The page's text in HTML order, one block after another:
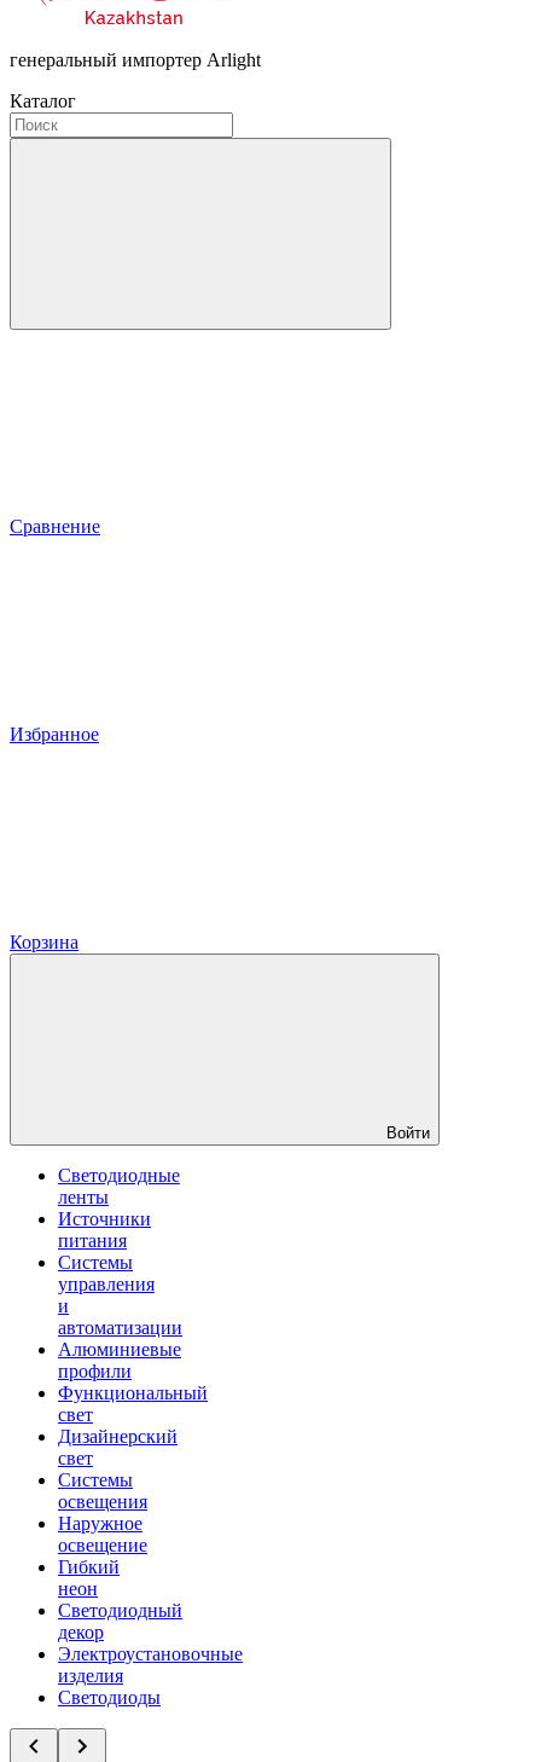
генеральный импортер Arlight
Каталог
Сравнение
Избранное
Корзина
Войти
Светодиодные
ленты
Источники
питания
Системы
управления
и
автоматизации
Алюминиевые
профили
Функциональный
свет
Дизайнерский
свет
Системы
освещения
Наружное
освещение
Гибкий
неон
Светодиодный
декор
Электроустановочные
изделия
Светодиоды